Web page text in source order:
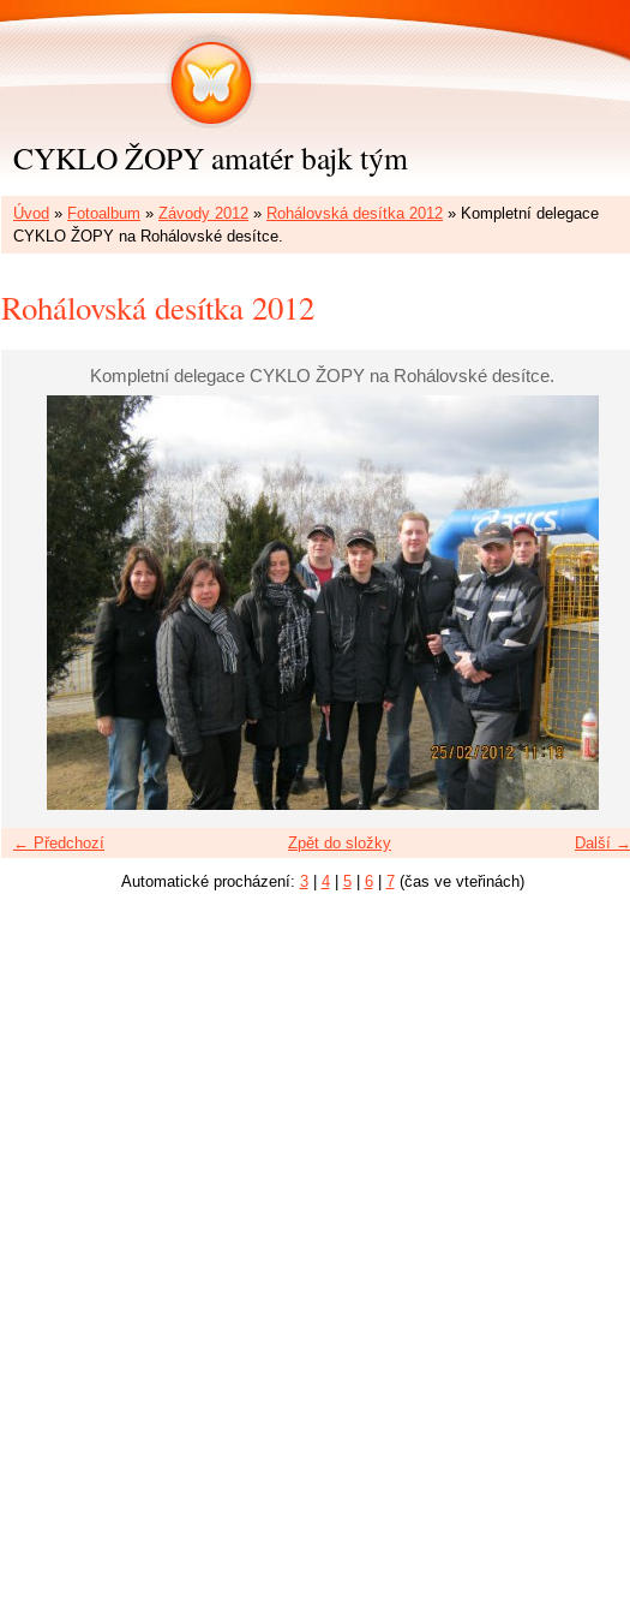
CYKLO ŽOPY amatér bajk tým
Úvod » Fotoalbum » Závody 2012 » Rohálovská desítka 2012 » Kompletní delegace
CYKLO ŽOPY na Rohálovské desítce.
Rohálovská desítka 2012
Kompletní delegace CYKLO ŽOPY na Rohálovské desítce.
← Předchozí Další →
Zpět do složky
Automatické procházení: 3| 4| 5| 6| 7(čas ve vteřinách)